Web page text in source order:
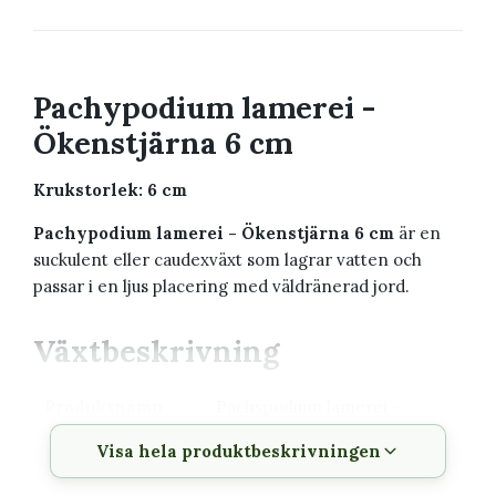
Pachypodium lamerei -
Ökenstjärna 6 cm
Krukstorlek: 6 cm
Pachypodium lamerei - Ökenstjärna 6 cm är en
suckulent eller caudexväxt som lagrar vatten och
passar i en ljus placering med väldränerad jord.
Växtbeskrivning
Ökenstjärna 6 cm
Krukstorlek 6 cm
Visa hela produktbeskrivningen